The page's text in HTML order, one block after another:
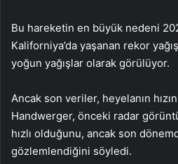
Bu hareketin en büyük nedeni
Kaliforniya’da yaşanan rekor
yoğun yağışlar olarak görülüyor.
Ancak son veriler, heyelanın
Handwerger, önceki radar
hızlı olduğunu, ancak son
gözlemlendiğini söyledi.